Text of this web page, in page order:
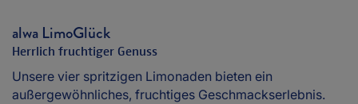
alwa LimoGlück
Herrlich fruchtiger Genuss
Unsere vier spritzigen Limonaden bieten ein
außergewöhnliches, fruchtiges Geschmackserlebnis.